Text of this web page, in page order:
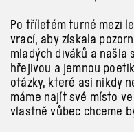
Po tříletém turné mezi
vrací, aby získala
mladých diváků a našla
hřejivou a jemnou
otázky, které asi nikdy
máme najít své místo
vlastně vůbec chceme